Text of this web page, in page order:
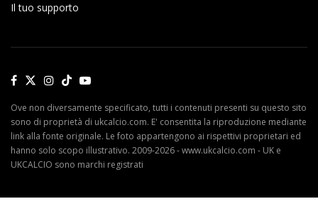
Il tuo supporto
Ove non diversamente specificato, tutti i contenuti presenti su questo sito
sono di proprietà di ukcalcio.com. E' consentita la riproduzione mediante
link alla fonte originale. Le foto appartengono ai rispettivi proprietari ed
hanno solo scopo illustrativo. 2009-2026 - www.ukcalcio.com - UK e
UKCALCIO sono marchi registrati